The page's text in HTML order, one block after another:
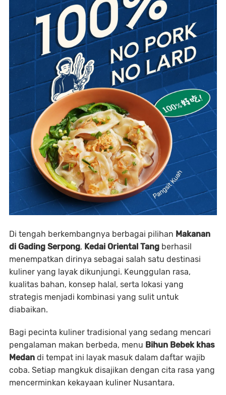
Di tengah berkembangnya berbagai pilihan Makanan
di Gading Serpong, Kedai Oriental Tang berhasil
menempatkan dirinya sebagai salah satu destinasi
kuliner yang layak dikunjungi. Keunggulan rasa,
kualitas bahan, konsep halal, serta lokasi yang
strategis menjadi kombinasi yang sulit untuk
diabaikan.
Bagi pecinta kuliner tradisional yang sedang mencari
pengalaman makan berbeda, menu Bihun Bebek khas
Medan di tempat ini layak masuk dalam daftar wajib
coba. Setiap mangkuk disajikan dengan cita rasa yang
mencerminkan kekayaan kuliner Nusantara.